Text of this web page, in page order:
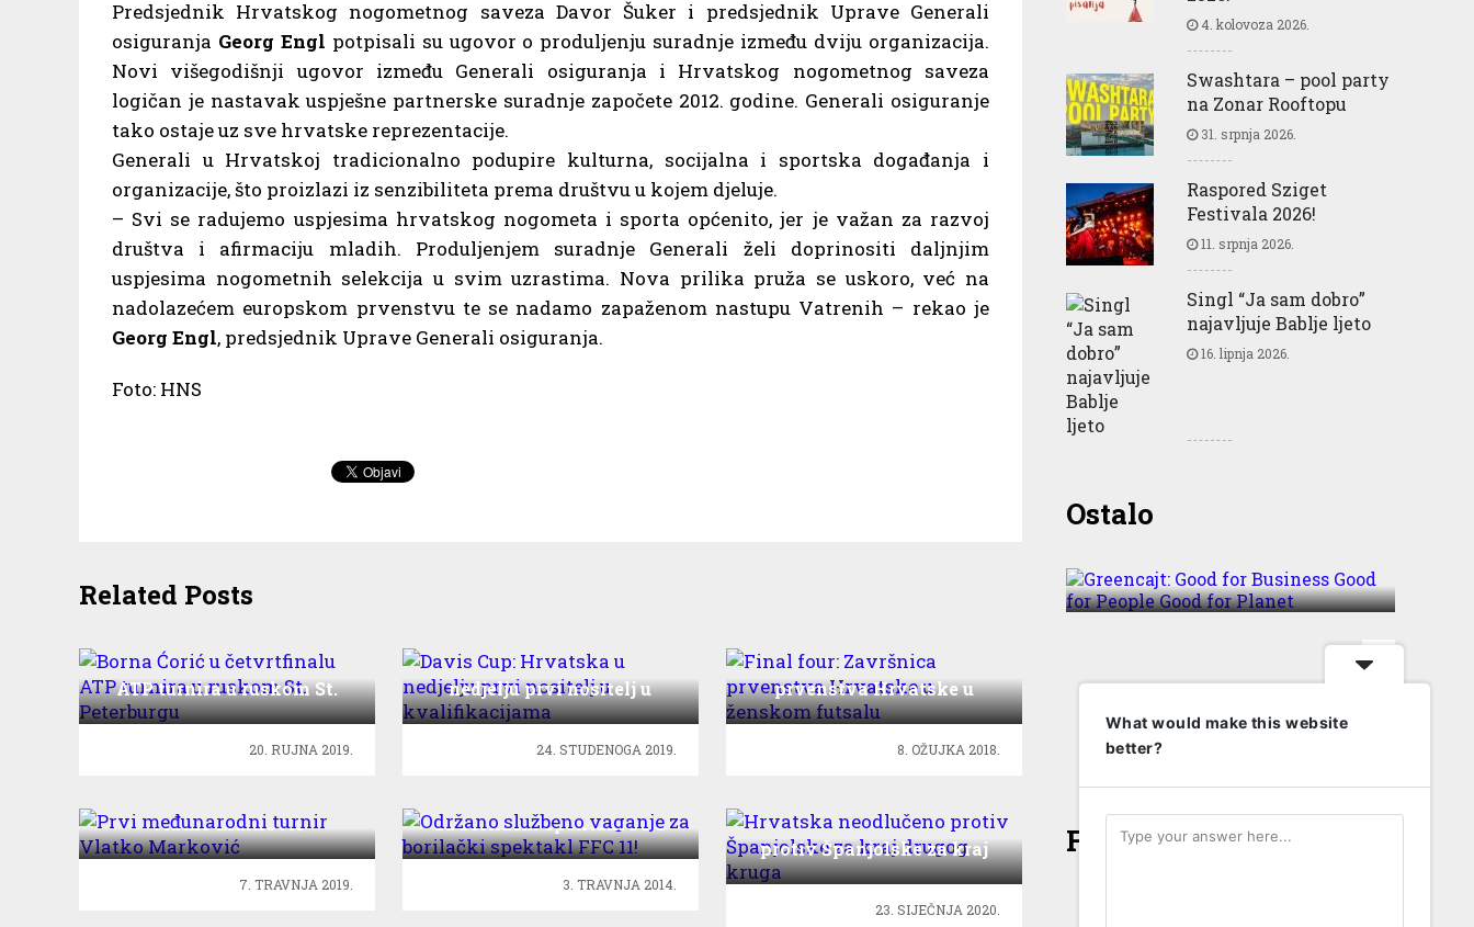
Predsjednik Hrvatskog nogometnog saveza Davor Šuker i predsjednik Uprave Generali
osiguranja Georg Engl potpisali su ugovor o produljenju suradnje između dviju organizacija.
Novi višegodišnji ugovor između Generali osiguranja i Hrvatskog nogometnog saveza
logičan je nastavak uspješne partnerske suradnje započete 2012. godine. Generali osiguranje
tako ostaje uz sve hrvatske reprezentacije.
Generali u Hrvatskoj tradicionalno podupire kulturna, socijalna i sportska događanja i
organizacije, što proizlazi iz senzibiliteta prema društvu u kojem djeluje.
– Svi se radujemo uspjesima hrvatskog nogometa i sporta općenito, jer je važan za razvoj
društva i afirmaciju mladih. Produljenjem suradnje Generali želi doprinositi daljnjim
uspjesima nogometnih selekcija u svim uzrastima. Nova prilika pruža se uskoro, već na
nadolazećem europskom prvenstvu te se nadamo zapaženom nastupu Vatrenih – rekao je
Georg Engl, predsjednik Uprave Generali osiguranja.
Foto: HNS
Related Posts
Borna Ćorić u četvrtfinalu
ATP turnira u ruskom St.
Peterburgu
20. RUJNA 2019.
Davis Cup: Hrvatska u
nedjelju prvi nositelj u
kvalifikacijama
24. STUDENOGA 2019.
Final four: Završnica
prvenstva Hrvatske u
ženskom futsalu
8. OŽUJKA 2018.
Vlatko Marković
7. TRAVNJA 2019.
za borilački spektakl FFC
11!
3. TRAVNJA 2014.
Hrvatska neodlučeno
protiv Španjolske za kraj
drugog kruga
23. SIJEČNJA 2020.
4. kolovoza 2026.
Swashtara – pool party
na Zonar Rooftopu
31. srpnja 2026.
Raspored Sziget
Festivala 2026!
11. srpnja 2026.
Singl “Ja sam dobro”
najavljuje Bablje ljeto
16. lipnja 2026.
OstaloGreencajt: Good for
Business Good for People
Face
What would make this website
better?